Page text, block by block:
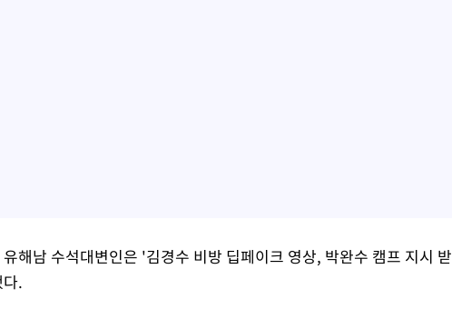
해남 수석대변인은 '김경수 비방 딥페이크 영상, 박완수 캠프 지시 받
.